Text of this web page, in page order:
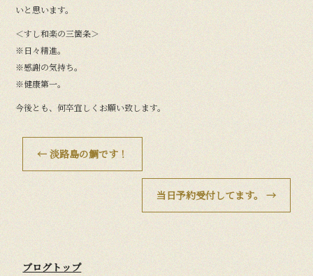
いと思います。
＜すし和楽の三箇条＞
※日々精進。
※感謝の気持ち。
※健康第一。
今後とも、何卒宜しくお願い致します。
← 淡路島の鯛です！
当日予約受付してます。 →
ブログトップ